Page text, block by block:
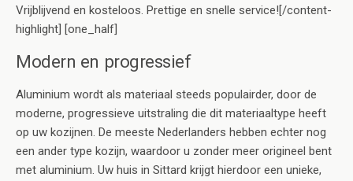
Vrijblijvend en kosteloos. Prettige en snelle service![/content-
highlight] [one_half]
Modern en progressief
Aluminium wordt als materiaal steeds populairder, door de
moderne, progressieve uitstraling die dit materiaaltype heeft
op uw kozijnen. De meeste Nederlanders hebben echter nog
een ander type kozijn, waardoor u zonder meer origineel bent
met aluminium. Uw huis in Sittard krijgt hierdoor een unieke,